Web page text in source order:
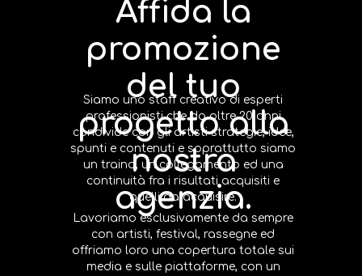
Affida la
promozione
del tuo
progetto alla
nostra
agenzia.
Siamo uno staff creativo di esperti
professionisti che da oltre 20 anni
condivide con gli artisti strategie, idee,
spunti e contenuti e soprattutto siamo
un traino, un collegamento ed una
continuità fra i risultati acquisiti e
quelli da acquisire.
Lavoriamo esclusivamente da sempre
con artisti, festival, rassegne ed
offriamo loro una copertura totale sui
media e sulle piattaforme, con un